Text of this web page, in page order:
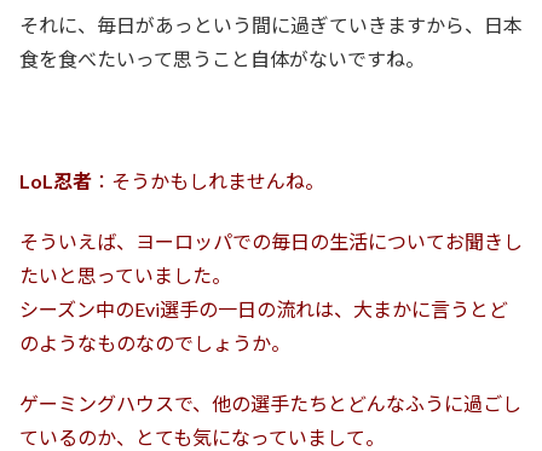
それに、毎日があっという間に過ぎていきますから、日本
食を食べたいって思うこと自体がないですね。
LoL忍者 ：そうかもしれませんね。
そういえば、ヨーロッパでの毎日の生活についてお聞きし
たいと思っていました。
シーズン中のEvi選手の一日の流れは、大まかに言うとど
のようなものなのでしょうか。
ゲーミングハウスで、他の選手たちとどんなふうに過ごし
ているのか、とても気になっていまして。